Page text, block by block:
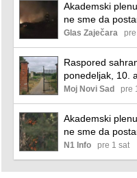
Akademski
ne sme da
plen, izmeniti
Glas Zaječara
Raspored
ponedeljak, 10.
Moj Novi Sad pre
Akademski
ne sme da
plen, izmeniti
N1 Info pre 1 sat